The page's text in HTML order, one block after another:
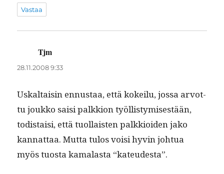
Vastaa
Tjm
28.11.2008 9:33
Uskaltaisin ennus­taa, että kokeilu, jos­sa arvot­
tu joukko saisi palkkion työl­listymis­es­tään,
todis­taisi, että tuol­lais­ten palkkioiden jako
kan­nat­taa. Mut­ta tulos voisi hyvin johtua
myös tuos­ta kamalas­ta “kateud­es­ta”.